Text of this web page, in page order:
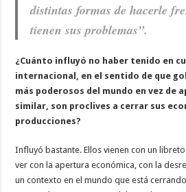
distintas formas de hacerle
tienen sus problemas”.
¿Cuánto influyó no haber tenido en
internacional, en el sentido de que
más poderosos del mundo en vez de
similar, son proclives a cerrar sus
producciones?
Influyó bastante. Ellos vienen con un
ver con la apertura económica, con la
un contexto en el mundo que está